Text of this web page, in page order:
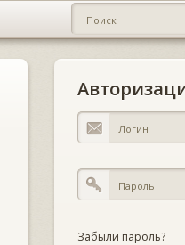
Забыли пароль?